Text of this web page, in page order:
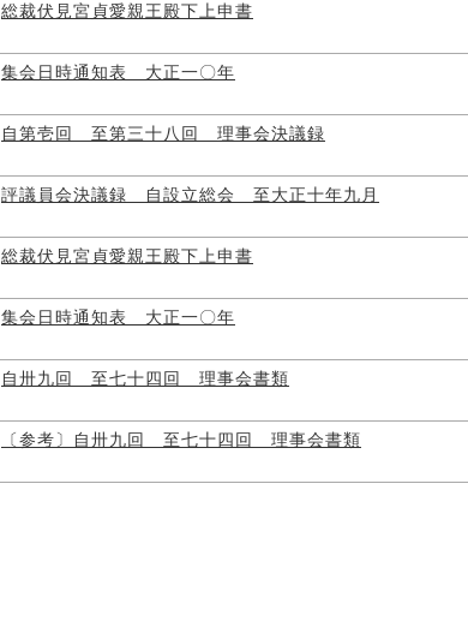
総裁伏見宮貞愛親王殿下上申書
集会日時通知表 大正一〇年
自第壱回 至第三十八回 理事会決議録
評議員会決議録 自設立総会 至大正十年九月
総裁伏見宮貞愛親王殿下上申書
集会日時通知表 大正一〇年
自卅九回 至七十四回 理事会書類
〔参考〕自卅九回 至七十四回 理事会書類